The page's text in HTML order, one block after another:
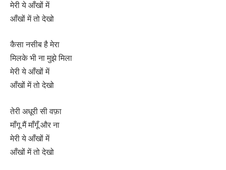
मेरी ये आँखों में
आँखों में तो देखो
कैसा नसीब है मेरा
मिलके भी ना मुझे मिला
मेरी ये आँखों में
आँखों में तो देखो
तेरी अधूरी सी वफ़ा
माँगू मैं माँगूँ और ना
मेरी ये आँखों में
आँखों में तो देखो